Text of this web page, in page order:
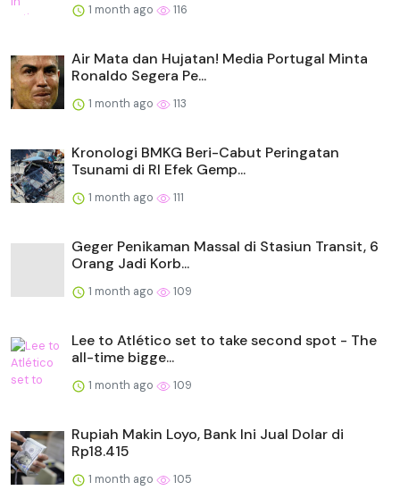
1 month ago 116
Air Mata dan Hujatan! Media Portugal Minta
Ronaldo Segera Pe...
1 month ago 113
Kronologi BMKG Beri-Cabut Peringatan
Tsunami di RI Efek Gemp...
1 month ago 111
Geger Penikaman Massal di Stasiun Transit, 6
Orang Jadi Korb...
1 month ago 109
Lee to Atlético set to take second spot - The
all-time bigge...
1 month ago 109
Rupiah Makin Loyo, Bank Ini Jual Dolar di
Rp18.415
1 month ago 105